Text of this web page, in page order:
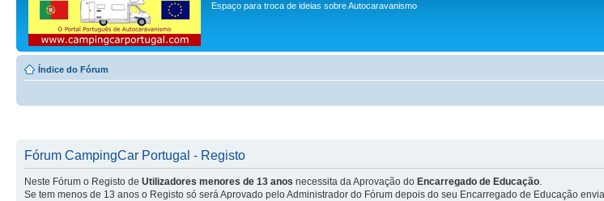
Espaço para troca de ideias sobre Autocaravanismo
Índice do Fórum
Fórum CampingCar Portugal - Registo
Neste Fórum o Registo de Utilizadores menores de 13 anos necessita da Aprovação do Encarregado de Educação
Se tem menos de 13 anos o Registo só será Aprovado pelo Administrador do Fórum depois do seu Encarregado de Educação